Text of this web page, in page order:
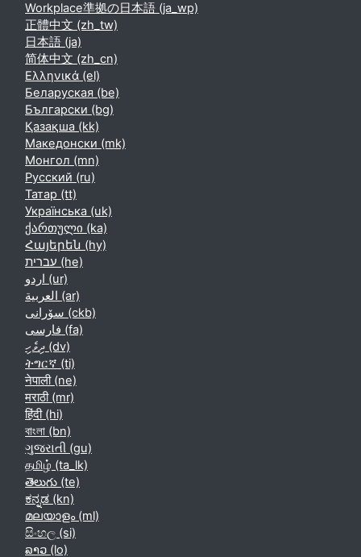
Workplace準拠の日本語 ‎(ja_wp)‎
正體中文 ‎(zh_tw)‎
日本語 ‎(ja)‎
简体中文 ‎(zh_cn)‎
Ελληνικά ‎(el)‎
Беларуская ‎(be)‎
Български ‎(bg)‎
Қазақша ‎(kk)‎
Македонски ‎(mk)‎
Монгол ‎(mn)‎
Русский ‎(ru)‎
Татар ‎(tt)‎
Українська ‎(uk)‎
ქართული ‎(ka)‎
Հայերեն ‎(hy)‎
עברית ‎(he)‎
اردو ‎(ur)‎
العربية ‎(ar)‎
سۆرانی ‎(ckb)‎
فارسی ‎(fa)‎
ދިވެހި ‎(dv)‎
ትግርኛ ‎(ti)‎
नेपाली ‎(ne)‎
मराठी ‎(mr)‎
हिंदी ‎(hi)‎
বাংলা ‎(bn)‎
ગુજરાતી ‎(gu)‎
தமிழ் ‎(ta_lk)‎
తెలుగు ‎(te)‎
ಕನ್ನಡ ‎(kn)‎
മലയാളം ‎(ml)‎
සිංහල ‎(si)‎
ລາວ ‎(lo)‎